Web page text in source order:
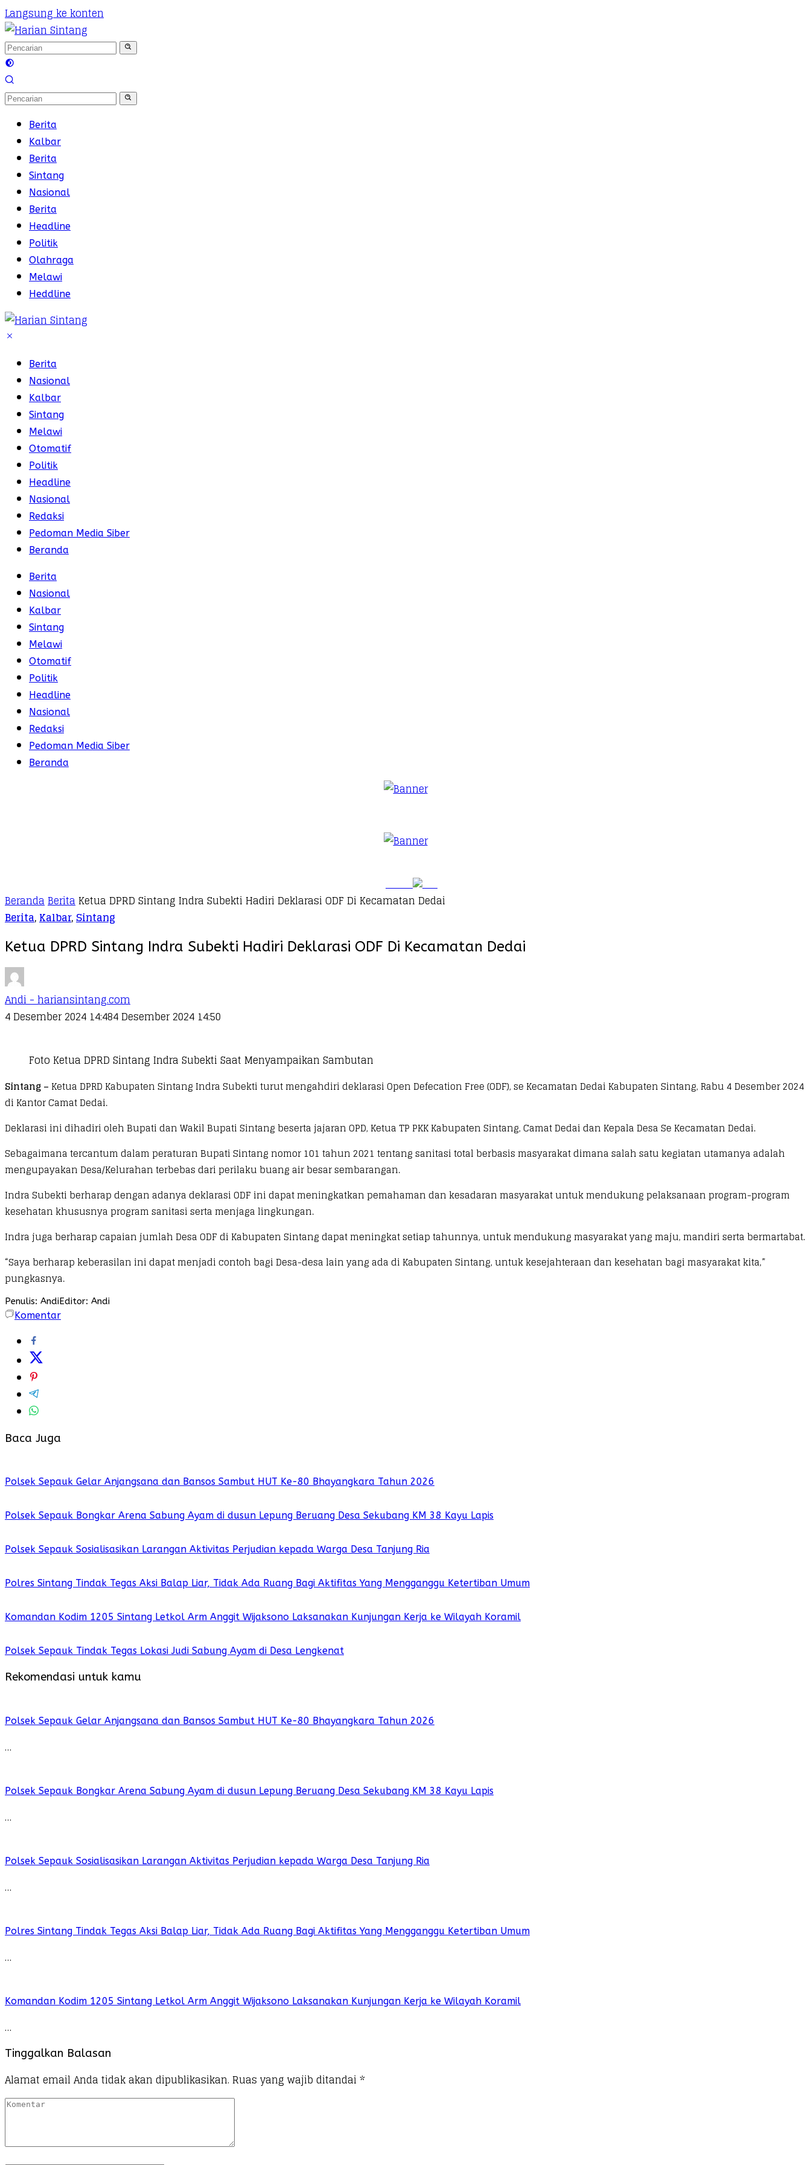
Langsung ke konten
Berita
Kalbar
Berita
Sintang
Nasional
Berita
Headline
Politik
Olahraga
Melawi
Heddline
Berita
Nasional
Kalbar
Sintang
Melawi
Otomatif
Politik
Headline
Nasional
Redaksi
Pedoman Media Siber
Beranda
Berita
Nasional
Kalbar
Sintang
Melawi
Otomatif
Politik
Headline
Nasional
Redaksi
Pedoman Media Siber
Beranda
BerandaBeritaKetua DPRD Sintang Indra Subekti Hadiri Deklarasi ODF Di Kecamatan Dedai
Berita,Kalbar,Sintang
Ketua DPRD Sintang Indra Subekti Hadiri Deklarasi ODF Di Kecamatan Dedai
Andi - hariansintang.com
4 Desember 2024 14:484 Desember 2024 14:50
Foto Ketua DPRD Sintang Indra Subekti Saat Menyampaikan Sambutan
Sintang – Ketua DPRD Kabupaten Sintang Indra Subekti turut mengahdiri deklarasi Open Defecation Free (ODF), se Kecamatan Dedai Kabupaten Sintang, Rabu 4 Desember 2024
di Kantor Camat Dedai.
Deklarasi ini dihadiri oleh Bupati dan Wakil Bupati Sintang beserta jajaran OPD, Ketua TP PKK Kabupaten Sintang, Camat Dedai dan Kepala Desa Se Kecamatan Dedai.
Sebagaimana tercantum dalam peraturan Bupati Sintang nomor 101 tahun 2021 tentang sanitasi total berbasis masyarakat dimana salah satu kegiatan utamanya adalah
mengupayakan Desa/Kelurahan terbebas dari perilaku buang air besar sembarangan.
Indra Subekti berharap dengan adanya deklarasi ODF ini dapat meningkatkan pemahaman dan kesadaran masyarakat untuk mendukung pelaksanaan program-program
kesehatan khususnya program sanitasi serta menjaga lingkungan.
Indra juga berharap capaian jumlah Desa ODF di Kabupaten Sintang dapat meningkat setiap tahunnya, untuk mendukung masyarakat yang maju, mandiri serta bermartabat.
“Saya berharap keberasilan ini dapat menjadi contoh bagi Desa-desa lain yang ada di Kabupaten Sintang, untuk kesejahteraan dan kesehatan bagi masyarakat kita,”
pungkasnya.
Penulis: AndiEditor: Andi
Komentar
Baca Juga
Polsek Sepauk Gelar Anjangsana dan Bansos Sambut HUT Ke-80 Bhayangkara Tahun 2026
Polsek Sepauk Bongkar Arena Sabung Ayam di dusun Lepung Beruang Desa Sekubang KM 38 Kayu Lapis
Polsek Sepauk Sosialisasikan Larangan Aktivitas Perjudian kepada Warga Desa Tanjung Ria
Polres Sintang Tindak Tegas Aksi Balap Liar, Tidak Ada Ruang Bagi Aktifitas Yang Mengganggu Ketertiban Umum
Komandan Kodim 1205 Sintang Letkol Arm Anggit Wijaksono Laksanakan Kunjungan Kerja ke Wilayah Koramil
Polsek Sepauk Tindak Tegas Lokasi Judi Sabung Ayam di Desa Lengkenat
Rekomendasi untuk kamu
Polsek Sepauk Gelar Anjangsana dan Bansos Sambut HUT Ke-80 Bhayangkara Tahun 2026
…
Polsek Sepauk Bongkar Arena Sabung Ayam di dusun Lepung Beruang Desa Sekubang KM 38 Kayu Lapis
…
Polsek Sepauk Sosialisasikan Larangan Aktivitas Perjudian kepada Warga Desa Tanjung Ria
…
Polres Sintang Tindak Tegas Aksi Balap Liar, Tidak Ada Ruang Bagi Aktifitas Yang Mengganggu Ketertiban Umum
…
Komandan Kodim 1205 Sintang Letkol Arm Anggit Wijaksono Laksanakan Kunjungan Kerja ke Wilayah Koramil
…
Tinggalkan Balasan
Alamat email Anda tidak akan dipublikasikan. Ruas yang wajib ditandai *